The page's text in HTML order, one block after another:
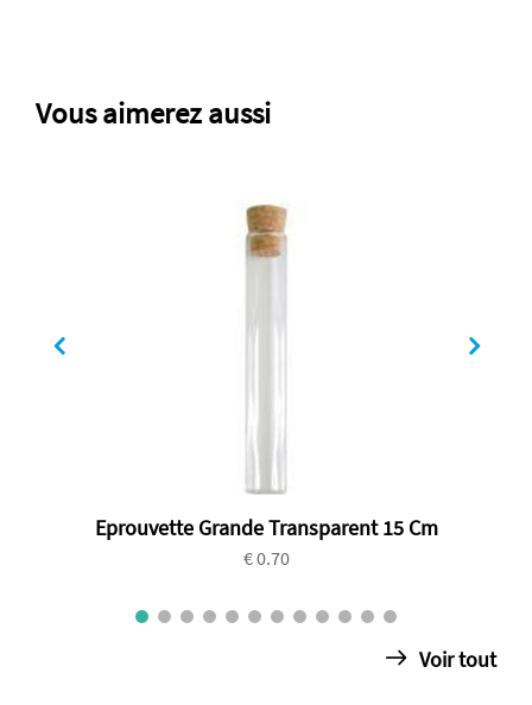
Vous aimerez aussi
Eprouvette Grande Transparent 15 Cm
€ 0.70
Voir tout